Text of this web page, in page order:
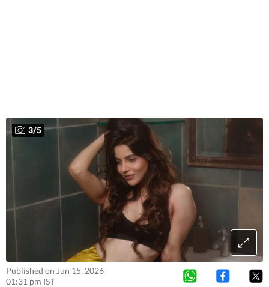
3/5
Published on Jun 15, 2026
01:31 pm IST